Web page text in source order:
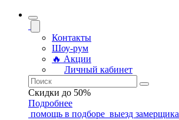
Контакты
Шоу-рум
🔥 Акции
Личный кабинет
Скидки до 50%
Подробнее
помощь в подборе выезд замерщика